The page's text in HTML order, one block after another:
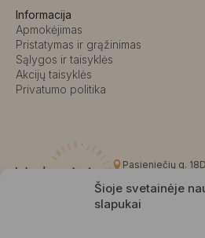
Šioje svetainėje
slapukai
Informacija
Apmokėjimas
Pristatymas ir grąžinimas
Sąlygos ir taisyklės
Akcijų taisyklės
Privatumo politika
Pasieniečių g.
info@kalvaite.lt